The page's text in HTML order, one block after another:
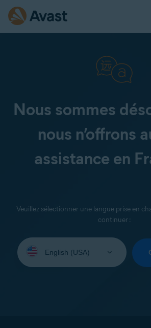
Nous sommes
nous n’offrons
assistance en
Veuillez sélectionner une langue prise en
continuer :
une